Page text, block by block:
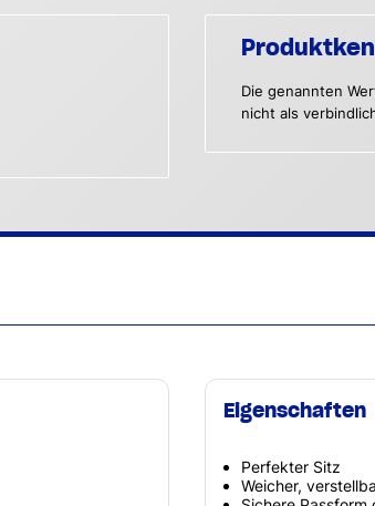
Die genannten
nicht als
Eigenschaften
Perfekter Sitz
Weicher,